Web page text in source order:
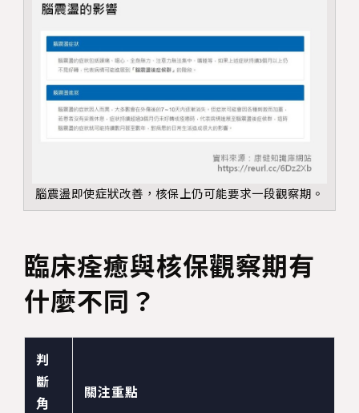
腦震盪即使症狀改善，核保上仍可能要求一段觀察期。
臨床痊癒與核保觀察期有
什麼不同？
判
斷
角
關注重點